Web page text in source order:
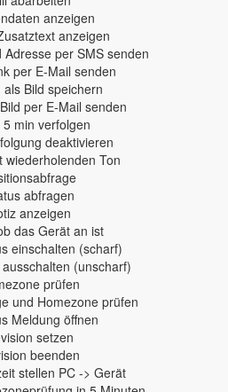
anzeigen
anzeigen
per SMS senden
per E-Mail senden
als Bild speichern
per E-Mail senden
min verfolgen
deaktivieren
wiederholenden Ton
abfragen
anzeigen
das Gerät an ist
einschalten (scharf)
(unscharf)
prüfen
und Homezone prüfen
Meldung öffnen
setzen
beenden
stellen PC -> Gerät